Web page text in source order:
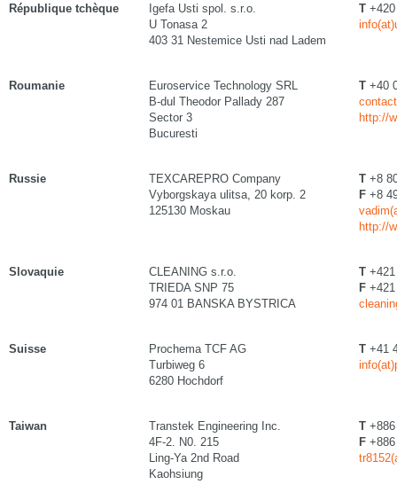
République tchèque
Igefa Usti spol. s.r.o.
U Tonasa 2
403 31 Nestemice Usti nad Ladem
T
Roumanie
Euroservice Technology SRL
B-dul Theodor Pallady 287
Sector 3
Bucuresti
T +40
http://
Russie
TEXCAREPRO Company
Vyborgskaya ulitsa, 20 korp. 2
125130 Moskau
T +8
F +8
http://
Slovaquie
CLEANING s.r.o.
TRIEDA SNP 75
974 01 BANSKA BYSTRICA
T
F
Suisse
Prochema TCF AG
Turbiweg 6
6280 Hochdorf
T +41
Taiwan
Transtek Engineering Inc.
4F-2. N0. 215
Ling-Ya 2nd Road
Kaohsiung
T
F